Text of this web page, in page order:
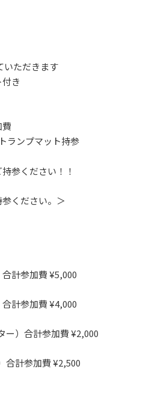
いただきます
き
ランプマット持参
参ください！！
ください。＞
計参加費 ¥5,000
参加費 ¥4,000
ー）合計参加費 ¥2,000
合計参加費 ¥2,500